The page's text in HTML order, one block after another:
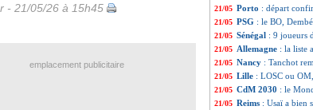
- 21/05/26 à 15h45 21/05 Porto : départ
21/05 PSG : le BO,
21/05 Sénégal : 9 joueurs
21/05 Allemagne : la liste
21/05 Nancy : Tanchot
21/05 Lille : LOSC ou
21/05 CdM 2030 : le
21/05 Reims : Usaï a bien
emplacement publicitaire